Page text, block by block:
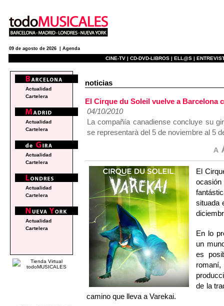
09 de agosto de 2026 | Agenda
CINE-TV | CD-DVD-LIBROS | ELL@S |
noticias
El Cirque du Soleil vuelve a Barcelona
04/10/2010
La compañía canadiense concluye su
se representarà del 5 de noviembre al 5
El
ocasión
situada
En lo
un
es
de la
camino que lleva a Varekai.
Actualidad
Cartelera
Actualidad
Cartelera
Actualidad
Cartelera
Actualidad
Cartelera
Actualidad
Cartelera